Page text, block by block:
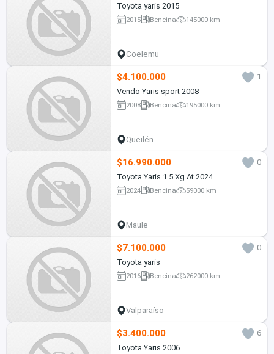
Toyota yaris 2015
2015 Bencina 145000 km
Coelemu
$4.100.000
1
Vendo Yaris sport 2008
2008 Bencina 195000 km
Queilén
$16.990.000
0
Toyota Yaris 1.5 Xg At 2024
2024 Bencina 59000 km
Maule
$7.100.000
0
Toyota yaris
2016 Bencina 262000 km
Valparaíso
$3.400.000
6
Toyota Yaris 2006